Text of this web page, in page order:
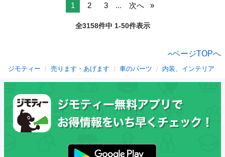
1 2 3 ... 次へ
全3158件中 1-50件表示
ページTOPへ
ジモティー 売ります・あげます 車のパーツ 内装、インテリア